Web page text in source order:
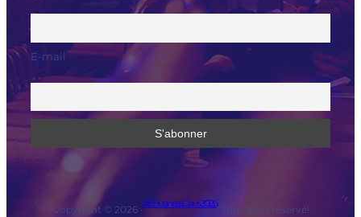
E-mail
Copyright © 2026 ·
#EBusinessDays2026
· Tout droit réservé!